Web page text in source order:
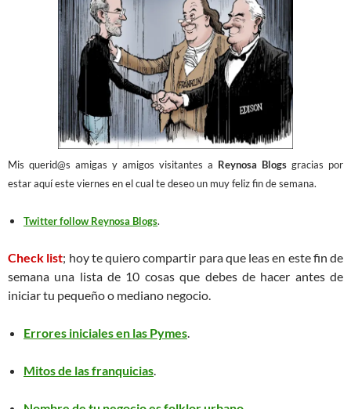
Mis querid@s amigas y amigos visitantes a Reynosa Blogs gracias por
estar aquí este viernes en el cual te deseo un muy feliz fin de semana.
Twitter follow Reynosa Blogs.
Check list; hoy te quiero compartir para que leas en este fin de
semana una lista de 10 cosas que debes de hacer antes de
iniciar tu pequeño o mediano negocio.
Errores iniciales en las Pymes.
Mitos de las franquicias.